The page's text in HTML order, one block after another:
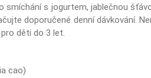
s jogurtem, jablečnou
doporučené denní dávkování.
děti do 3 let.
cao)